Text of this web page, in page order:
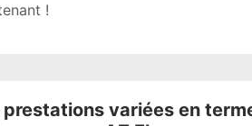
!
prestations variées en